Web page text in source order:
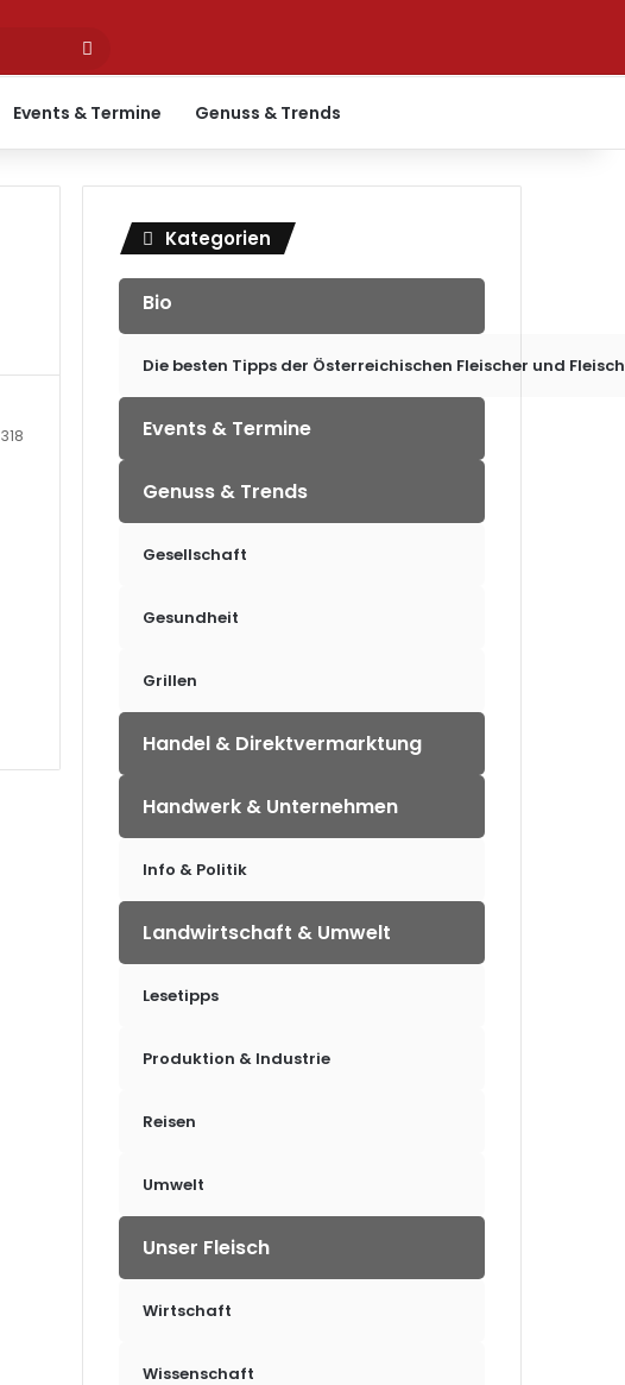
Events & Termine Genuss & Trends
318
Kategorien
Bio
Die besten Tipps der Österreichischen Fleischer und
Events & Termine
Genuss & Trends
Gesellschaft
Gesundheit
Grillen
Handel & Direktvermarktung
Handwerk & Unternehmen
Info & Politik
Landwirtschaft & Umwelt
Lesetipps
Produktion & Industrie
Reisen
Umwelt
Unser Fleisch
Wirtschaft
Wissenschaft